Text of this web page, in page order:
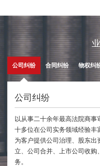
公司纠纷 合同纠纷 物权纠
公司纠纷
以从事二十余年最高法院商
十多位在公司实务领域经验丰
为客户提供公司治理、股东
立、公司合并、上市公司收
务。